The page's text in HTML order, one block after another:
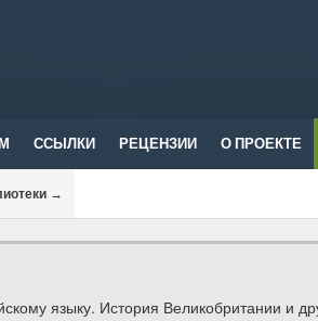
ССЫЛКИ РЕЦЕНЗИИ О ПРОЕКТЕ
→
языку. История Великобритании и